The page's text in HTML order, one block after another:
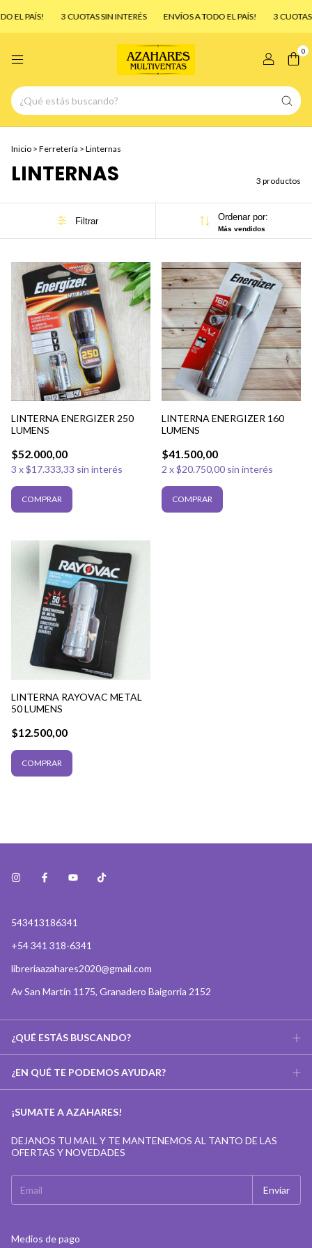
EL PAÍS! 3 CUOTAS SIN INTERÉS ENVÍOS A TODO EL PAÍS! 3 CUOTAS
0
Inicio > Ferretería > Linternas
LINTERNAS 3 productos
Filtrar Ordenar por:
Más vendidos
LINTERNA ENERGIZER 250
LUMENS
$52.000,00
3 x$17.333,33 sin interés
LINTERNA ENERGIZER 160
LUMENS
$41.500,00
2 x$20.750,00 sin interés
LINTERNA RAYOVAC METAL
50 LUMENS
$12.500,00
543413186341
+54 341 318-6341
libreriaazahares2020@gmail.com
Av San Martín 1175, Granadero Baigorria 2152
¿QUÉ ESTÁS BUSCANDO?
¿EN QUÉ TE PODEMOS AYUDAR?
¡SUMATE A AZAHARES!
DEJANOS TU MAIL Y TE MANTENEMOS AL TANTO DE LAS
OFERTAS Y NOVEDADES
Medios de pago